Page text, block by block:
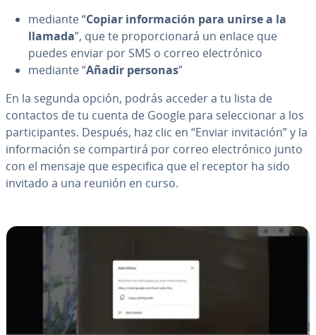
mediante “Copiar in­fo­r­ma­ción para unirse a la
llamada”, que te pro­po­r­cio­na­rá un enlace que
puedes enviar por SMS o correo ele­c­tró­ni­co
mediante “Añadir personas”
En la segunda opción, podrás acceder a tu lista de
contactos de tu cuenta de Google para se­le­c­cio­nar a los
pa­r­ti­ci­pa­n­tes. Después, haz clic en “Enviar in­vi­ta­ción” y la
in­fo­r­ma­ción se co­m­pa­r­ti­rá por correo ele­c­tró­ni­co junto
con el mensaje que es­pe­ci­fi­ca que el receptor ha sido
invitado a una reunión en curso.